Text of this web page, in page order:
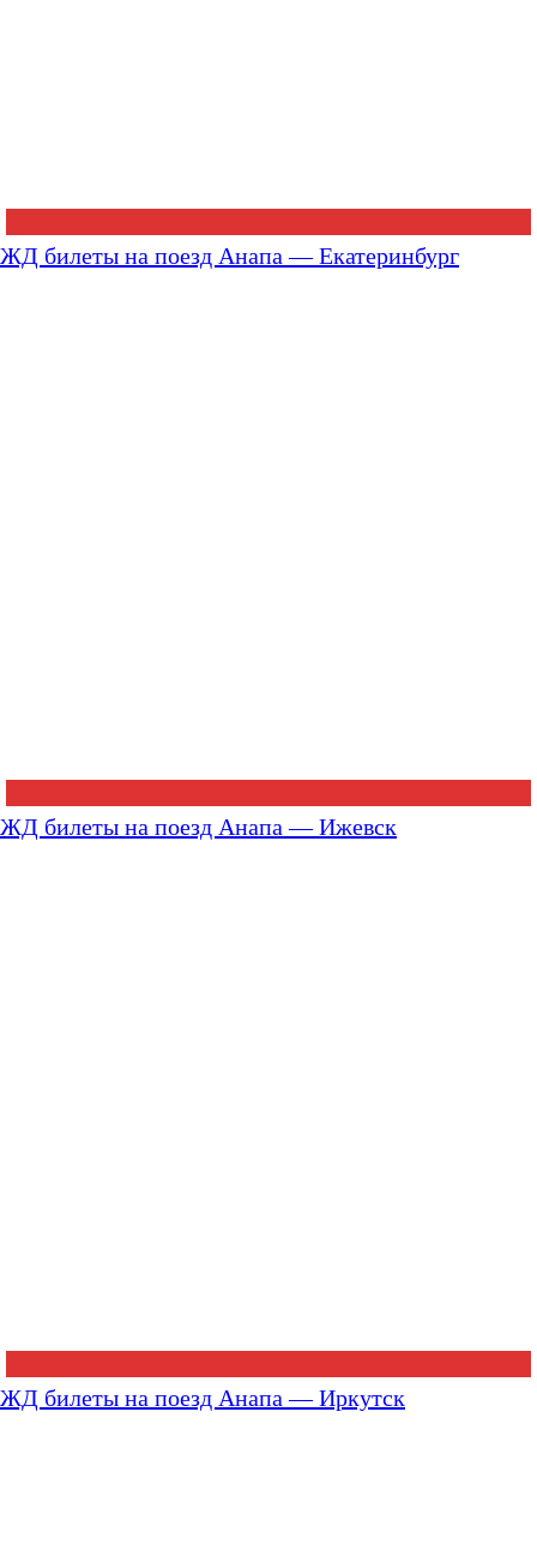
ЖД билеты на поезд Анапа — Екатеринбург
ЖД билеты на поезд Анапа — Ижевск
ЖД билеты на поезд Анапа — Иркутск